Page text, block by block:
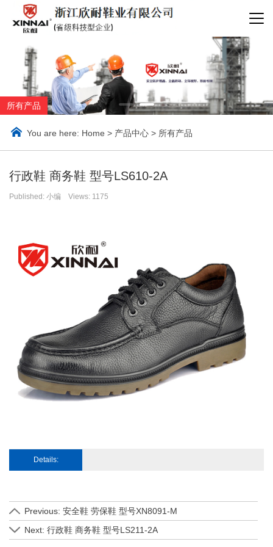
所有产品
You are here: Home > 产品中心 > 所有产品
行政鞋 商务鞋 型号LS610-2A
Published: 小编 Views: 1175
Details:
Previous: 安全鞋 劳保鞋 型号XN8091-M
Next: 行政鞋 商务鞋 型号LS211-2A